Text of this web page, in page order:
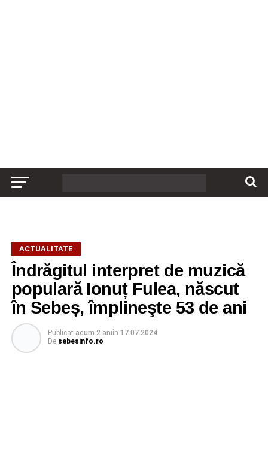
ACTUALITATE
Îndrăgitul interpret de muzică
populară Ionuț Fulea, născut
în Sebeș, împlineşte 53 de ani
Publicat acum 2 aniîn 17.07.2024
De sebesinfo.ro